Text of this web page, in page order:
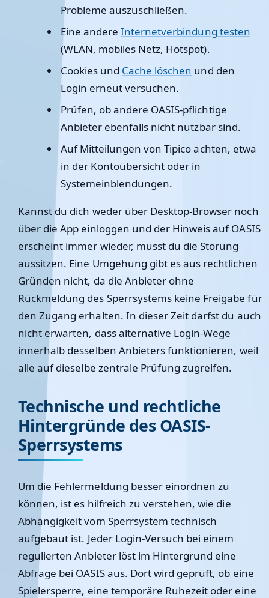
Probleme auszuschließen.
Eine andere Internetverbindung testen
(WLAN, mobiles Netz, Hotspot).
Cookies und Cache löschen und den
Login erneut versuchen.
Prüfen, ob andere OASIS-pflichtige
Anbieter ebenfalls nicht nutzbar sind.
Auf Mitteilungen von Tipico achten, etwa
in der Kontoübersicht oder in
Systemeinblendungen.
Kannst du dich weder über Desktop-Browser noch
über die App einloggen und der Hinweis auf OASIS
erscheint immer wieder, musst du die Störung
aussitzen. Eine Umgehung gibt es aus rechtlichen
Gründen nicht, da die Anbieter ohne
Rückmeldung des Sperrsystems keine Freigabe für
den Zugang erhalten. In dieser Zeit darfst du auch
nicht erwarten, dass alternative Login-Wege
innerhalb desselben Anbieters funktionieren, weil
alle auf dieselbe zentrale Prüfung zugreifen.
Technische und rechtliche
Hintergründe des OASIS-
Sperrsystems
Um die Fehlermeldung besser einordnen zu
können, ist es hilfreich zu verstehen, wie die
Abhängigkeit vom Sperrsystem technisch
aufgebaut ist. Jeder Login-Versuch bei einem
regulierten Anbieter löst im Hintergrund eine
Abfrage bei OASIS aus. Dort wird geprüft, ob eine
Spielersperre, eine temporäre Ruhezeit oder eine